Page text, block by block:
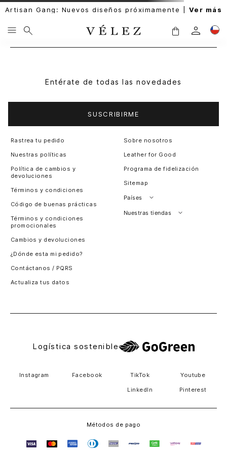
Artisan Gang: Nuevos diseños próximamente | Ver más
Entérate de todas las novedades
SUSCRIBIRME
Rastrea tu pedido
Nuestras políticas
Política de cambios y
devoluciones
Términos y condiciones
Código de buenas prácticas
Términos y condiciones
promocionales
Cambios y devoluciones
¿Dónde esta mi pedido?
Contáctanos / PQRS
Actualiza tus datos
Sobre nosotros
Leather for Good
Programa de fidelización
Sitemap
Países
Perú
Nuestras tiendas
Logística sostenible
Instagram Facebook TikTok Youtube
LinkedIn Pinterest
Métodos de pago